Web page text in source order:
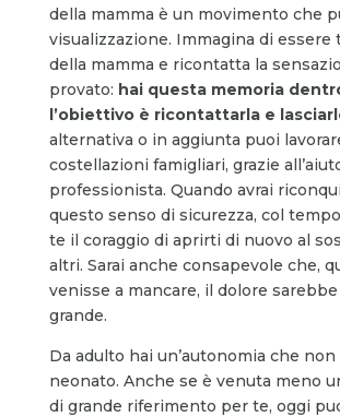
della mamma è un movimento che
visualizzazione. Immagina di essere
della mamma e ricontatta la
provato: hai questa memoria
l’obiettivo è ricontattarla e
alternativa o in aggiunta puoi
costellazioni famigliari, grazie
professionista. Quando avrai
questo senso di sicurezza, col
te il coraggio di aprirti di nuovo al
altri. Sarai anche consapevole che,
venisse a mancare, il dolore
grande.
Da adulto hai un’autonomia che non
neonato. Anche se è venuta meno
di grande riferimento per te, oggi